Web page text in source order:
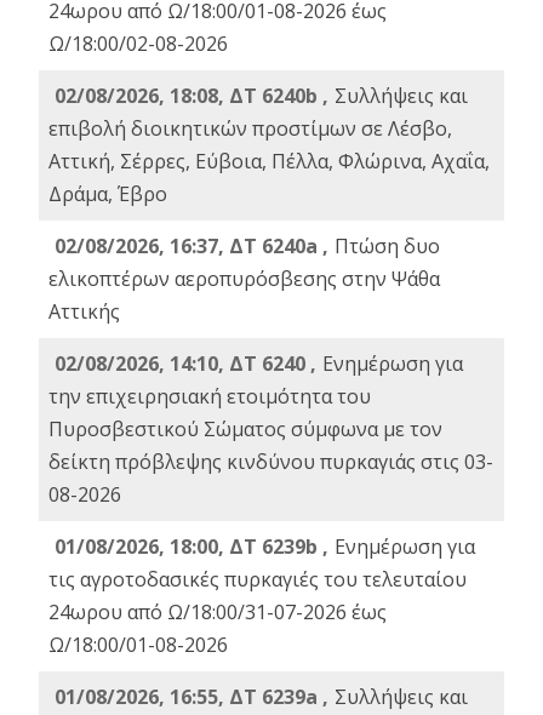
24ωρου από Ω/18:00/01-08-2026 έως
Ω/18:00/02-08-2026
02/08/2026, 18:08, ΔΤ 6240b , Συλλήψεις και
επιβολή διοικητικών προστίμων σε Λέσβο,
Αττική, Σέρρες, Εύβοια, Πέλλα, Φλώρινα, Αχαΐα,
Δράμα, Έβρο
02/08/2026, 16:37, ΔΤ 6240a , Πτώση δυο
ελικοπτέρων αεροπυρόσβεσης στην Ψάθα
Αττικής
02/08/2026, 14:10, ΔΤ 6240 , Ενημέρωση για
την επιχειρησιακή ετοιμότητα του
Πυροσβεστικού Σώματος σύμφωνα με τον
δείκτη πρόβλεψης κινδύνου πυρκαγιάς στις 03-
08-2026
01/08/2026, 18:00, ΔΤ 6239b , Ενημέρωση για
τις αγροτοδασικές πυρκαγιές του τελευταίου
24ωρου από Ω/18:00/31-07-2026 έως
Ω/18:00/01-08-2026
01/08/2026, 16:55, ΔΤ 6239a , Συλλήψεις και